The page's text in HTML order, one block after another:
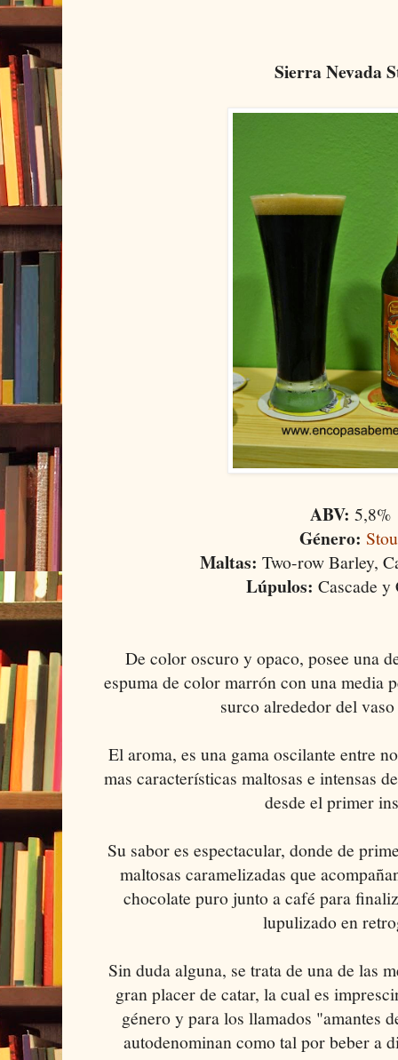
Sierra Nevada
ABV: 5,8%
Género:
Maltas: Two-row Barley,
Lúpulos: Cascade
De color oscuro y opaco, posee una
espuma de color marrón con una media
surco alrededor del
El aroma, es una gama oscilante entre
mas características maltosas e intensas
desde el primer
Su sabor es espectacular, donde de
maltosas caramelizadas que
chocolate puro junto a café para
lupulizado en
Sin duda alguna, se trata de una de las
gran placer de catar, la cual es
género y para los llamados "amantes
autodenominan como tal por beber a